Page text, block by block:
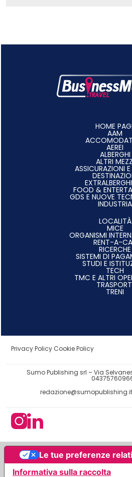
HOME
AAM
AEREI
ALBERGHI
ALTRI
ASSICURAZIONI E
FOOD &
GDS E NUOVE
INDUSTRIA
LOCALITÀ
MICE
ORGANISMI
RENT-A-
RICERCHE
SISTEMI DI
STUDI E
TECH
TMC E ALTRI
TRENI
Privacy Policy Cookie Policy
Sumo Publishing srl – Via
redazione@sumopublishing.it
Informativa sulla raccolta
Le tue preferenze